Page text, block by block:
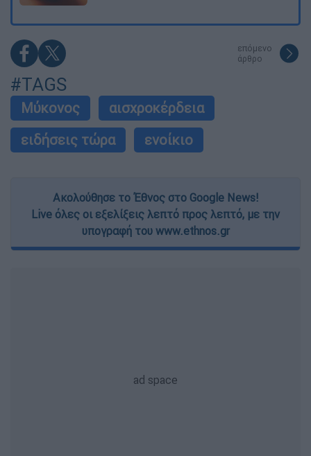
επόμενο
άρθρο
#TAGS
Μύκονος
αισχροκέρδεια
ειδήσεις τώρα
ενοίκιο
Ακολούθησε το Έθνος στο Google News!
Live όλες οι εξελίξεις λεπτό προς λεπτό, με την
υπογραφή του www.ethnos.gr